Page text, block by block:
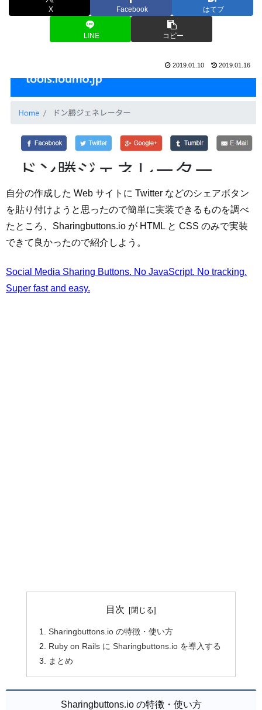
X Facebook はてブ
LINE コピー
2019.01.10 2019.01.16
自分の作成した Web サイトに Twitter などのシェアボタン
を貼り付けようと思ったので簡単に実装できるものを調べ
たところ、Sharingbuttons.io が HTML と CSS のみで実装
できて良かったので紹介しよう。
Social Media Sharing Buttons. No JavaScript. No tracking.
Super fast and easy.
目次
Sharingbuttons.io の特徴・使い方
Ruby on Rails に Sharingbuttons.io を導入する
まとめ
Sharingbuttons.io の特徴・使い方